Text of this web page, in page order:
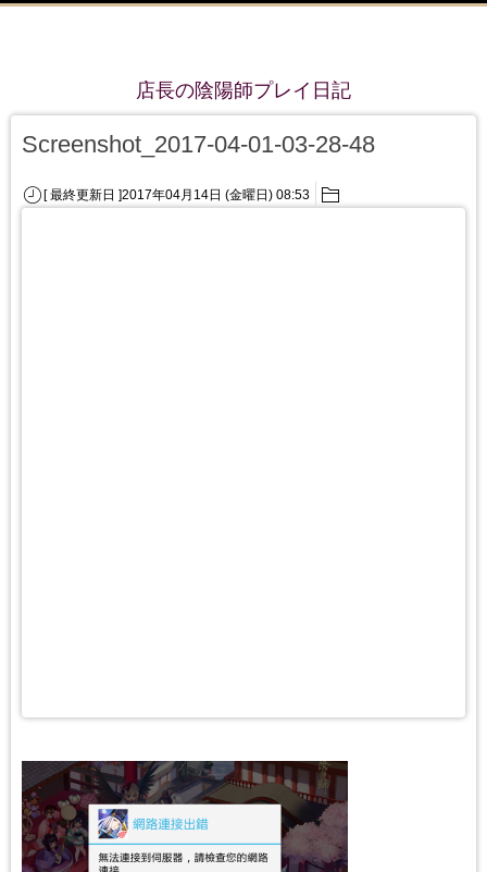
店長の陰陽師プレイ日記
Screenshot_2017-04-01-03-28-48
[ 最終更新日 ]2017年04月14日 (金曜日) 08:53